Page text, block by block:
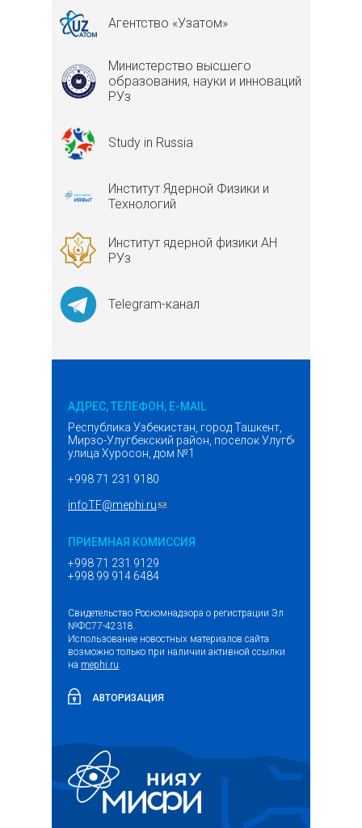
Агентство «Узатом»
Министерство высшего
образования, науки и инноваций
РУз
Study in Russia
Институт Ядерной Физики и
Технологий
Институт ядерной физики АН
РУз
Telegram-канал
АДРЕС, ТЕЛЕФОН, E-MAIL
Республика Узбекистан, город Ташкент,
Мирзо-Улугбекский район, поселок Улугбек,
улица Хуросон, дом №1
+998 71 231 9180
infoTF@mephi.ru(ссылка для отправки email)
ПРИЕМНАЯ КОМИССИЯ
+998 71 231 9129
+998 99 914 6484
Свидетельство Роскомнадзора о регистрации Эл
№ФС77-42318.
Использование новостных материалов сайта
возможно только при наличии активной ссылки
на mephi.ru.
АВТОРИЗАЦИЯ